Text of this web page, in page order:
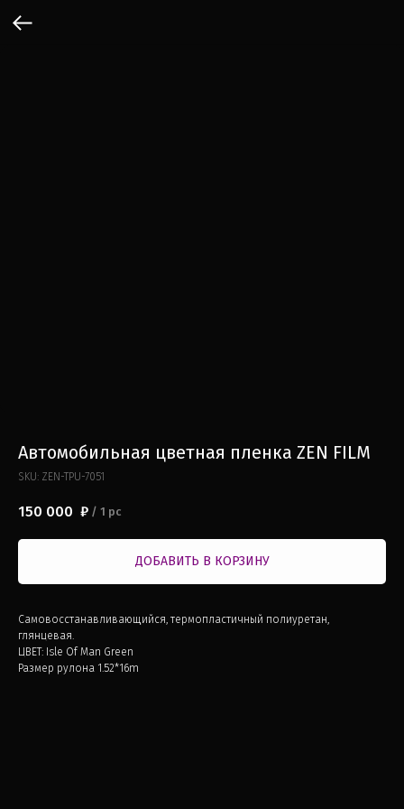
Автомобильная цветная пленка ZEN FILM
SKU: ZEN-TPU-7051
150 000 ₽ / 1 pc
ДОБАВИТЬ В КОРЗИНУ
Самовосстанавливающийся, термопластичный полиуретан,
глянцевая.
ЦВЕТ: Isle Of Man Green
Размер рулона 1.52*16m